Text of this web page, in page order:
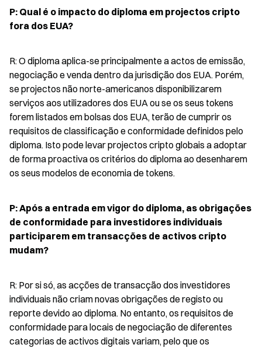
P: Qual é o impacto do diploma em projectos cripto
fora dos EUA?
R: O diploma aplica-se principalmente a actos de emissão,
negociação e venda dentro da jurisdição dos EUA. Porém,
se projectos não norte-americanos disponibilizarem
serviços aos utilizadores dos EUA ou se os seus tokens
forem listados em bolsas dos EUA, terão de cumprir os
requisitos de classificação e conformidade definidos pelo
diploma. Isto pode levar projectos cripto globais a adoptar
de forma proactiva os critérios do diploma ao desenharem
os seus modelos de economia de tokens.
P: Após a entrada em vigor do diploma, as obrigações
de conformidade para investidores individuais
participarem em transacções de activos cripto
mudam?
R: Por si só, as acções de transacção dos investidores
individuais não criam novas obrigações de registo ou
reporte devido ao diploma. No entanto, os requisitos de
conformidade para locais de negociação de diferentes
categorias de activos digitais variam, pelo que os